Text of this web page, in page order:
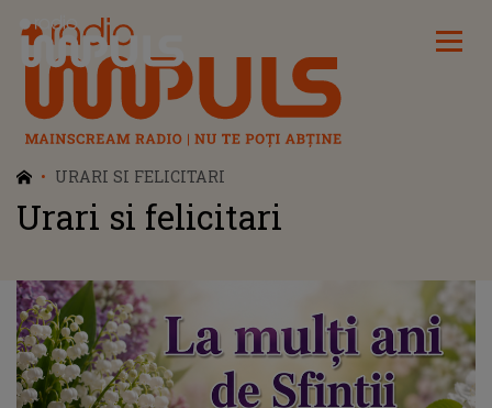
Radio Impuls
URARI SI FELICITARI
Urari si felicitari